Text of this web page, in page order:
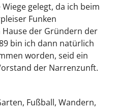
gelegt, da ich beim
Funken
der Gründern der
bin ich dann natürlich
worden, seid ein
der Narrenzunft.
Fußball, Wandern,